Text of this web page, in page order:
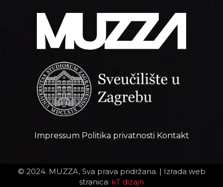
Impressum Politika privatnosti Kontakt
© 2024. MUZZA, Sva prava pridržana. | Izrada web
stranica: kT dizajn